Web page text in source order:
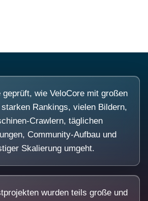
geprüft, wie VeloCore mit großen
starken Rankings, vielen Bildern,
Crawlern, täglichen
Community-Aufbau und
Skalierung umgeht.
wurden teils große und